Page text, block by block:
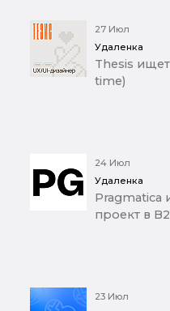
27 Июл
Удаленка
Thesis
time)
24 Июл
Удаленка
Pragmatica
проект в
23 Июл